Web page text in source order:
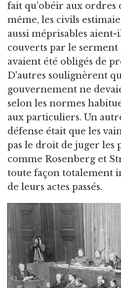
fait qu'obéir aux ordres
même, les civils
aussi méprisables aient-
couverts par le serment
avaient été obligés de
D'autres soulignèrent
gouvernement ne
selon les normes
aux particuliers. Un
défense était que les
pas le droit de juger les
comme Rosenberg et
toute façon totalement
de leurs actes passés.